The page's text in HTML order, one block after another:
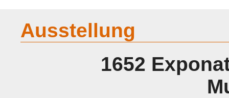
Ausstellung
1652